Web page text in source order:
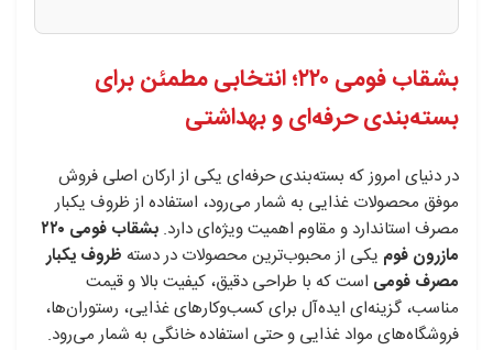
بشقاب فومی ۲۲۰؛ انتخابی مطمئن برای
بسته‌بندی حرفه‌ای و بهداشتی
در دنیای امروز که بسته‌بندی حرفه‌ای یکی از ارکان اصلی فروش
موفق محصولات غذایی به شمار می‌رود، استفاده از ظروف یکبار
مصرف استاندارد و مقاوم اهمیت ویژه‌ای دارد.
بشقاب فومی ۲۲۰
مازرون فوم یکی از محبوب‌ترین محصولات در دسته ظروف یکبار
مصرف فومی است که با طراحی دقیق، کیفیت بالا و قیمت
مناسب، گزینه‌ای ایده‌آل برای کسب‌وکارهای غذایی، رستوران‌ها،
فروشگاه‌های مواد غذایی و حتی استفاده خانگی به شمار می‌رود.